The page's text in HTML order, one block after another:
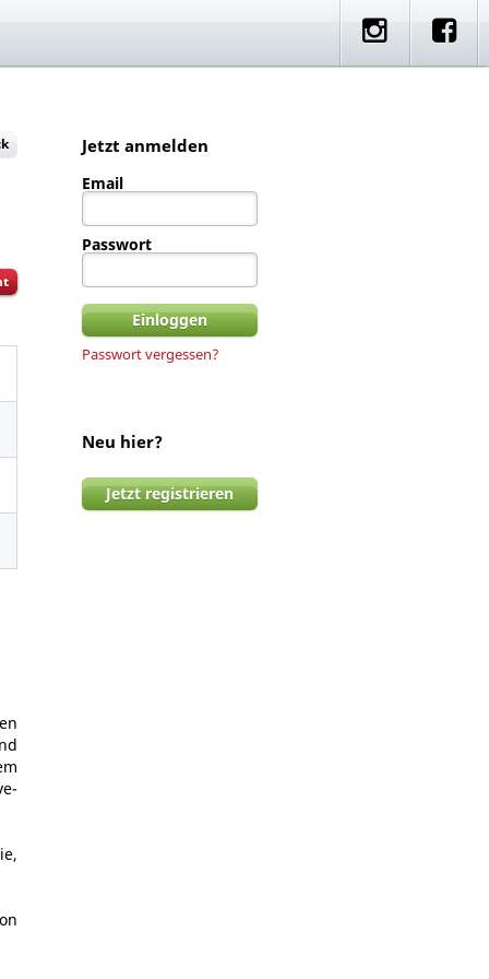
Jetzt anmelden
Email
Passwort
Passwort vergessen?
Neu hier?
Jetzt registrieren